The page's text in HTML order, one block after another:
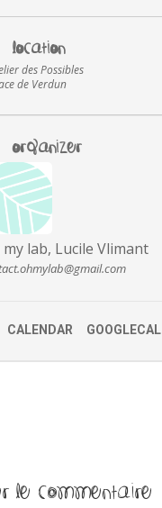
LOCATION
des Possibles
de Verdun
ORGANIZER
my lab, Lucile Vlimant
CALENDAR GOOGLECAL
le commentaire